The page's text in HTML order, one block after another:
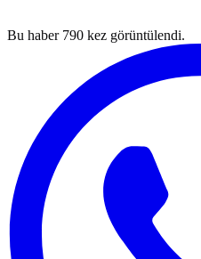
Bu haber 790 kez görüntülendi.